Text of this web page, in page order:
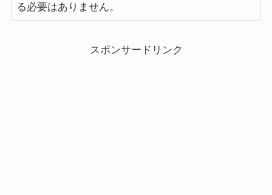
る必要はありません。
スポンサードリンク